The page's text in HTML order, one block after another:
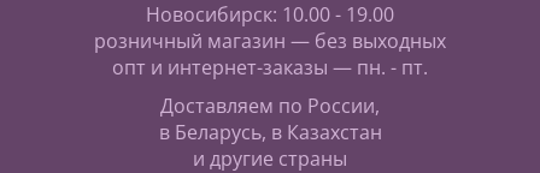
Новосибирск: 10.00 - 19.00
розничный магазин — без выходных
опт и интернет-заказы — пн. - пт.
Доставляем по России,
в Беларусь, в Казахстан
и другие страны